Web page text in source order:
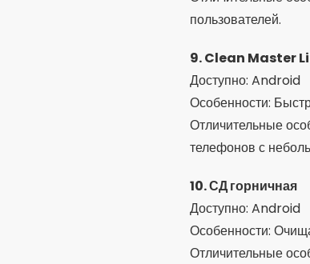
Подробный
Оптимизация ИИ:
действия.
Доверять
без поддержки
Использование